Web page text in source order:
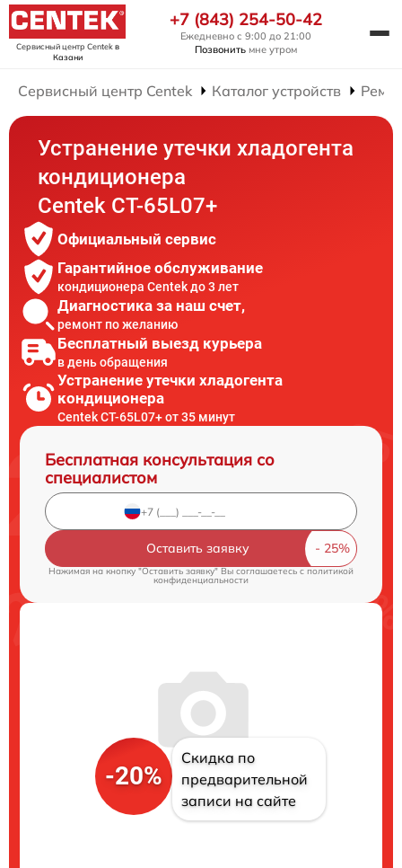
Сервисный центр Centekв
Казани
+7 (843) 254-50-42
Ежедневно с 9:00 до 21:00
Позвонить мне утром
Сервисный центр Centek Каталог устройств
Устранение утечки хладогента
кондиционера
Centek CT-65L07+
Официальный сервис
Гарантийное обслуживание
кондиционера Centek до 3 лет
Диагностика за наш счет,
ремонт по желанию
Бесплатный выезд курьера
в день обращения
Устранение утечки хладогента
кондиционера
Centek CT-65L07+ от 35 минут
Бесплатная консультация со
специалистом
Оставить заявку
Нажимая на кнопку "Оставить заявку" Вы соглашаетесь c политикой
конфиденциальности
-20%
Скидка по
предварительной
записи на сайте